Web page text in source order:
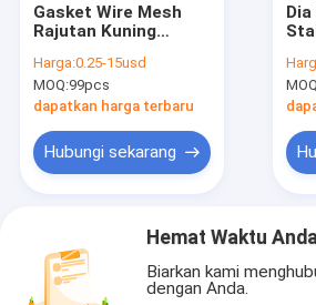
Gasket Wire Mesh
Rajutan Kuning
50mm Untuk Filter Oli
Harga:0.25-15usd
MOQ:99pcs
dapatkan harga terbaru
Hubungi sekarang
Hemat Waktu Anda
Biarkan kami
dengan Anda.